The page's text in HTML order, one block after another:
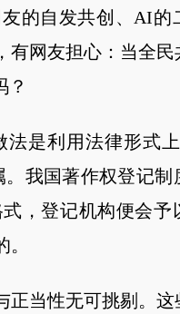
的自发共创、AI的
有网友担心：当全民
？
是利用法律形式
我国著作权登记制
，登记机构便会予
正当性无可挑剔。这